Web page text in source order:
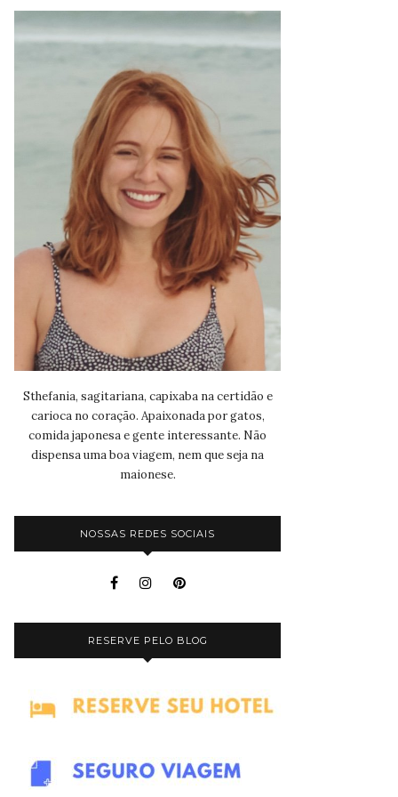
Sthefania, sagitariana, capixaba na certidão e
carioca no coração. Apaixonada por gatos,
comida japonesa e gente interessante. Não
dispensa uma boa viagem, nem que seja na
maionese.
NOSSAS REDES SOCIAIS
RESERVE PELO BLOG